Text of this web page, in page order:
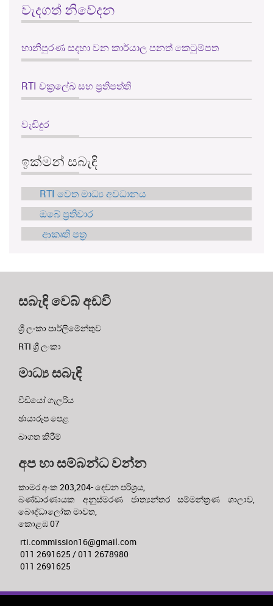
වැදගත් නිවේදන
හානිපුරණ සදහා වන කාර්යාල පනත් කෙටුම්පත
RTI චක්‍රලේඛ සහ ප්‍රතිපත්ති
වැඩිදුර
ඉක්මන් සබැඳි
RTI වෙත මාධ්‍ය අවධානය
ඔබේ ප්‍රතිචාර
ආකෘති පත්‍ර
සබැඳි වෙබ් අඩවි
ශ්‍රී ලංකා පාර්ලිමේන්තුව
RTI ශ්‍රී ලංකා
මාධ්‍ය සබැඳි
වීඩියෝ ගැලරිය
ඡායාරූප පෙළ
බාගත කිරීම්
අප හා සම්බන්ධ වන්න
කාමර අංක 203,204- දෙවන පරිශ්‍රය,
බණ්ඩාරණායක අනුස්මරණ ජාත්‍යන්තර සම්මන්ත්‍රණ ශාලාව,
බෞද්ධාලෝක මාවත,
කොළඹ 07
rti.commission16@gmail.com
011 2691625 / 011 2678980
011 2691625